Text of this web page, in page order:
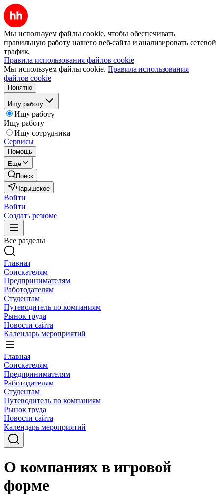
Мы используем файлы cookie, чтобы обеспечивать
правильную работу нашего веб-сайта и анализировать сетевой
трафик.
Правила использования файлов cookie
Мы используем файлы cookie. Правила использования
файлов cookie
Понятно
Ищу работу
Ищу работу
Ищу работу
Ищу сотрудника
Сервисы
Помощь
Ещё
Поиск
Чарышское
Войти
Войти
Создать резюме
Все разделы
Главная
Соискателям
Предпринимателям
Работодателям
Студентам
Путеводитель по компаниям
Рынок труда
Новости сайта
Календарь мероприятий
Главная
Соискателям
Предпринимателям
Работодателям
Студентам
Путеводитель по компаниям
Рынок труда
Новости сайта
Календарь мероприятий
О компаниях в игровой
форме